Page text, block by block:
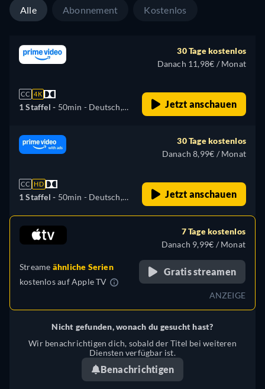
Türkisch
Alle Abonnement Kostenlos
CC 4K
1 Staffel - 50min - Deutsch,
Französisch, Italienisch,
Polnisch, Portugiesisch,
30 Tage kostenlos
Danach 11,98€ / Monat
Jetzt anschauen
CC HD
1 Staffel - 50min - Deutsch,
Französisch, Italienisch,
Polnisch, Portugiesisch,
30 Tage kostenlos
Danach 8,99€ / Monat
Jetzt anschauen
Streame ähnliche Serien
kostenlos aufApple TV
7 Tage kostenlos
Danach 9,99€ / Monat
Gratis streamen
ANZEIGE
Nicht gefunden, wonach du gesucht hast?
Wir benachrichtigen dich, sobald der Titel bei weiteren
Diensten verfügbar ist.
Benachrichtigen